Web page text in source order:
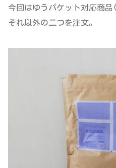
今回はゆうパケット対応商
それ以外の二つを注文。